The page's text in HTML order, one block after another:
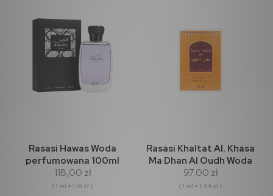
Rasasi Hawas Woda
perfumowana 100ml
118,00 zł
( 1 ml = 1,18 zł )
Rasasi Khaltat Al. Khasa
Ma Dhan Al Oudh Woda
perfumowana 50ml
97,00 zł
( 1 ml = 1,94 zł )